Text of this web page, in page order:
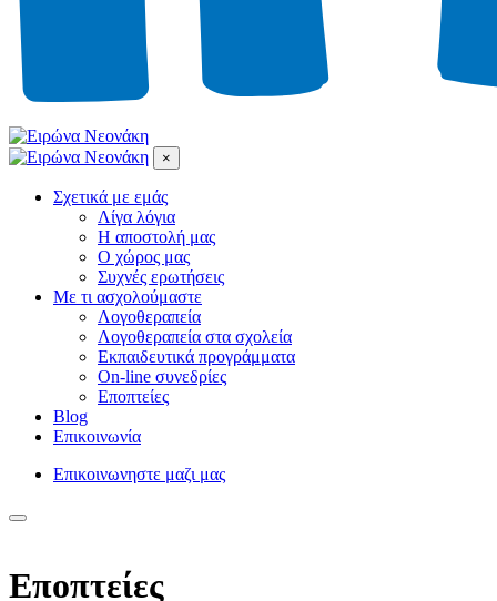
×
Σχετικά με εμάς
Λίγα λόγια
Η αποστολή μας
Ο χώρος μας
Συχνές ερωτήσεις
Με τι ασχολούμαστε
Λογοθεραπεία
Λογοθεραπεία στα σχολεία
Εκπαιδευτικά προγράμματα
On-line συνεδρίες
Εποπτείες
Blog
Επικοινωνία
Επικοινωνηστε μαζι μας
Εποπτείες